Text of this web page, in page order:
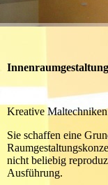
Innenraumgestaltung
Kreative Maltechniken
Sie schaffen eine
nicht beliebig
Ausführung.